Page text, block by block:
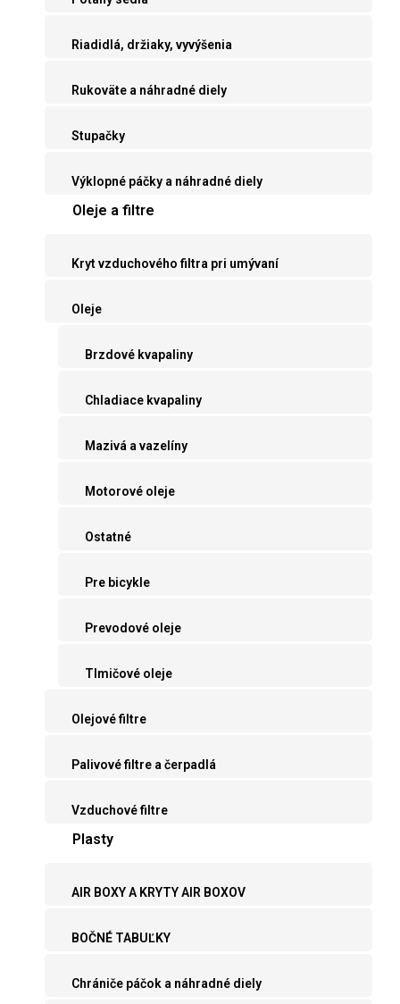
Riadidlá, držiaky, vyvýšenia
Rukoväte a náhradné diely
Stupačky
Výklopné páčky a náhradné diely
Oleje a filtre
Kryt vzduchového filtra pri umývaní
Oleje
Brzdové kvapaliny
Chladiace kvapaliny
Mazivá a vazelíny
Motorové oleje
Ostatné
Pre bicykle
Prevodové oleje
Tlmičové oleje
Olejové filtre
Palivové filtre a čerpadlá
Vzduchové filtre
Plasty
AIR BOXY A KRYTY AIR BOXOV
BOČNÉ TABUĽKY
Chrániče páčok a náhradné diely